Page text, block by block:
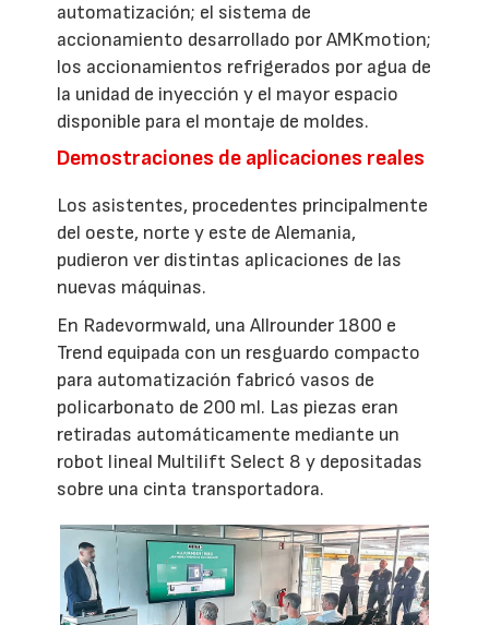
automatización; el sistema de
accionamiento desarrollado por AMKmotion;
los accionamientos refrigerados por agua de
la unidad de inyección y el mayor espacio
disponible para el montaje de moldes.
Demostraciones de aplicaciones reales
Los asistentes, procedentes principalmente
del oeste, norte y este de Alemania,
pudieron ver distintas aplicaciones de las
nuevas máquinas.
En Radevormwald, una Allrounder 1800 e
Trend equipada con un resguardo compacto
para automatización fabricó vasos de
policarbonato de 200 ml. Las piezas eran
retiradas automáticamente mediante un
robot lineal Multilift Select 8 y depositadas
sobre una cinta transportadora.